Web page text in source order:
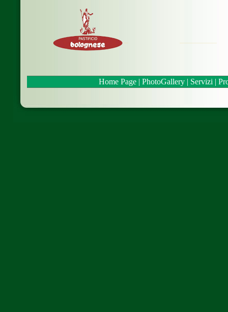
Home Page| PhotoGallery| Servizi |